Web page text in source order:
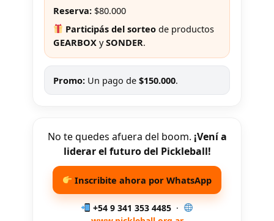
Reserva:$80.000
Participás del sorteo de productos
GEARBOXySONDER.
Promo:Un pago de $150.000.
No te quedes afuera del boom. ¡Vení a
liderar el futuro del Pickleball!
Inscribite ahora por WhatsApp
+54 9 341 353 4485 ·